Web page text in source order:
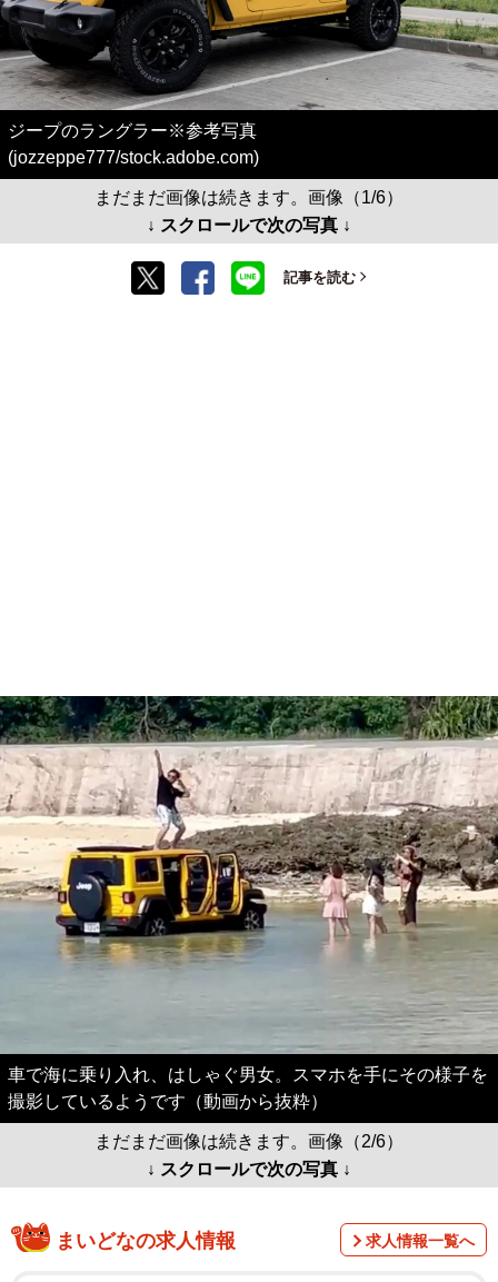
ジープのラングラー※参考写真
(jozzeppe777/stock.adobe.com)
まだまだ画像は続きます。画像（1/6）
↓ スクロールで次の写真 ↓
記事を読む
車で海に乗り入れ、はしゃぐ男女。スマホを手にその様子を
撮影しているようです（動画から抜粋）
まだまだ画像は続きます。画像（2/6）
↓ スクロールで次の写真 ↓
まいどなの求人情報 求人情報一覧へ